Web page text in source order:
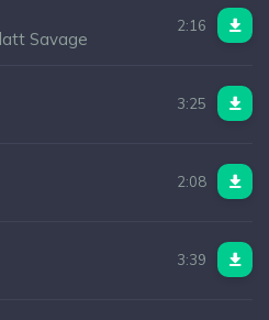
Savage
2:16
3:25
2:08
3:39